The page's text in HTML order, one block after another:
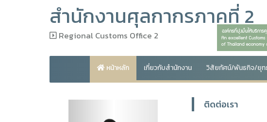
สำนักงานศุลกากรภาคที่ 2
Regional Customs Office 2
หน้าหลัก เกี่ยวกับสำนักงาน วิสัยทัศน์/พันธกิจ/ยุท
ติดต่อเรา